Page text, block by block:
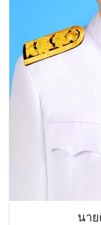
นา